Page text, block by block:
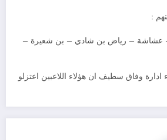
:
عشاشة – رياض بن شادي – بن شعيرة –
وفاق سطيف ان هؤلاء اللاعبين اعتزلو